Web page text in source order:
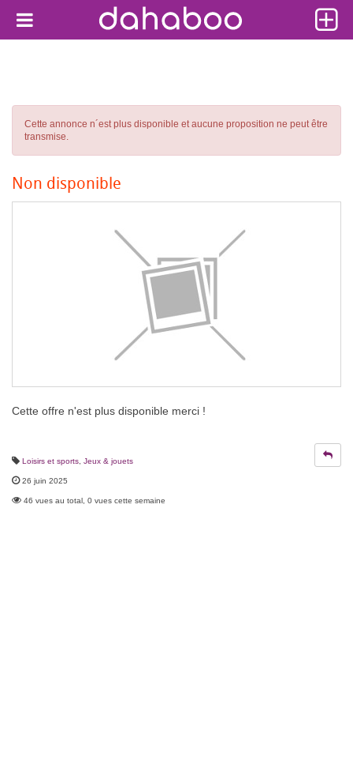
Cette annonce n´est plus disponible et aucune proposition ne peut être
transmise.
Non disponible
Cette offre n'est plus disponible merci !
Loisirs et sports Jeux & jouets
26 juin 2025
46 vues au total, 0 vues cette semaine